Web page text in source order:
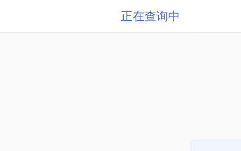
正在查询中